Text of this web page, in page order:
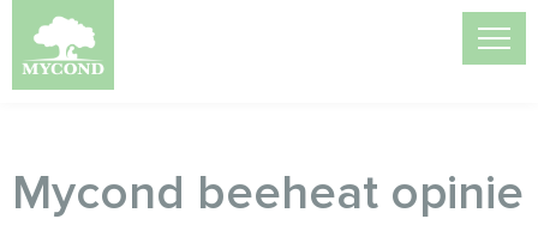
Mycond beeheat opinie